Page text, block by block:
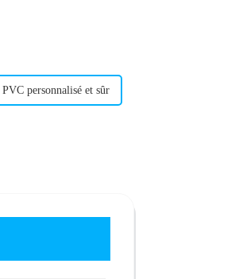
personnalisé et sûr